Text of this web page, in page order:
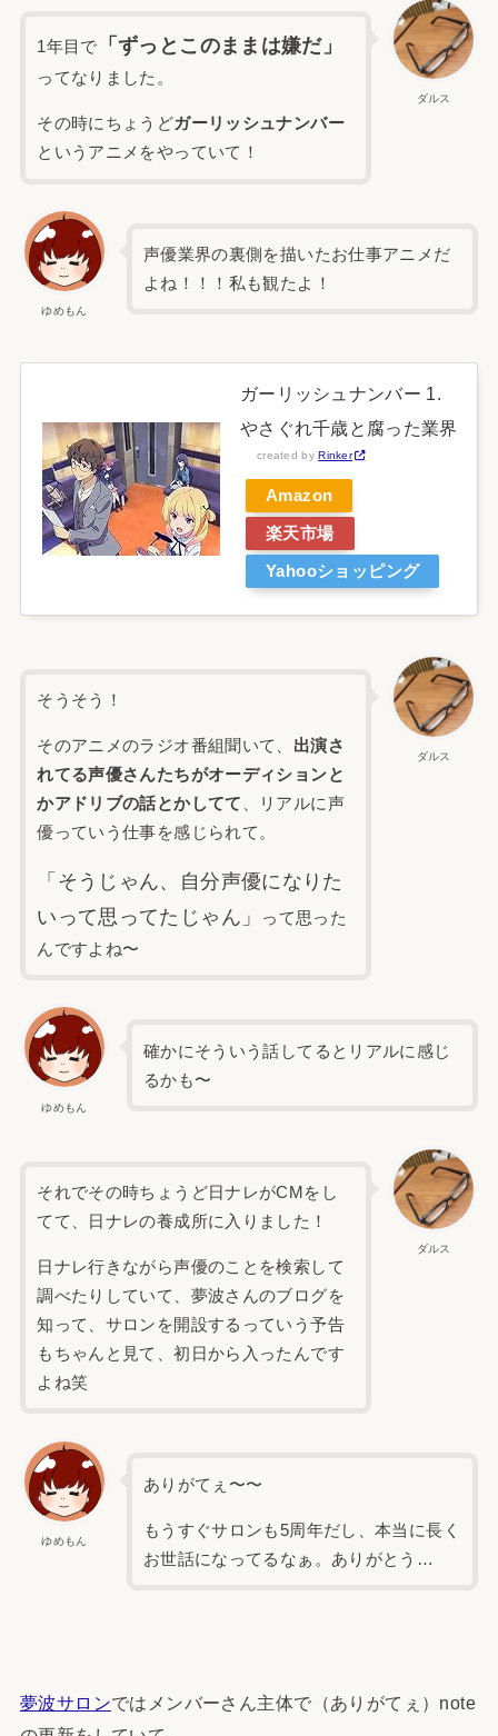
ダルス
1年目で 「ずっとこのままは嫌だ」
ってなりました。
その時にちょうどガーリッシュナンバー
というアニメをやっていて！
ゆめもん
声優業界の裏側を描いたお仕事アニメだ
よね！！！私も観たよ！
ガーリッシュナンバー 1.
やさぐれ千歳と腐った業界
created byRinker
Amazon
楽天市場
Yahooショッピング
ダルス
そうそう！
そのアニメのラジオ番組聞いて、 出演さ
れてる声優さんたちがオーディションと
かアドリブの話とかしてて
、リアルに声
優っていう仕事を感じられて。
「そうじゃん、自分声優になりた
いって思ってたじゃん」
って思った
んですよね〜
ゆめもん
確かにそういう話してるとリアルに感じ
るかも〜
ダルス
それでその時ちょうど日ナレがCMをし
てて、日ナレの養成所に入りました！
日ナレ行きながら声優のことを検索して
調べたりしていて、夢波さんのブログを
知って、サロンを開設するっていう予告
もちゃんと見て、初日から入ったんです
よね笑
ゆめもん
ありがてぇ〜〜
もうすぐサロンも5周年だし、本当に長く
お世話になってるなぁ。ありがとう…
夢波サロンではメンバーさん主体で（ありがてぇ）note